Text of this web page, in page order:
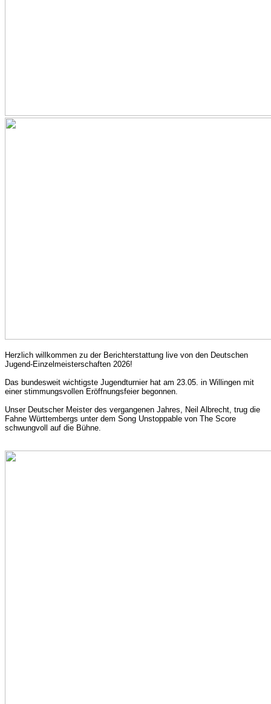
Herzlich willkommen zu der Berichterstattung live von den Deutschen
Jugend-Einzelmeisterschaften 2026!
Das bundesweit wichtigste Jugendturnier hat am 23.05. in Willingen mit
einer stimmungsvollen Eröffnungsfeier begonnen.
Unser Deutscher Meister des vergangenen Jahres, Neil Albrecht, trug die
Fahne Württembergs unter dem Song Unstoppable von The Score
schwungvoll auf die Bühne.